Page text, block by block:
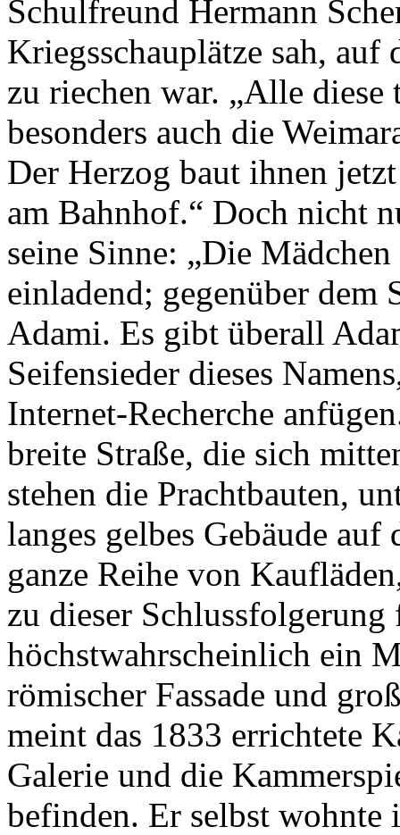
Schulfreund Hermann
Kriegsschauplätze sah,
zu riechen war. „Alle
besonders auch die
Der Herzog baut ihnen
am Bahnhof.“ Doch nicht
seine Sinne: „Die
einladend; gegenüber
Adami. Es gibt überall
Seifensieder dieses
Internet-Recherche
breite Straße, die sich
stehen die Prachtbauten,
langes gelbes Gebäude auf
ganze Reihe von
zu dieser Schlussfolgerung
höchstwahrscheinlich ein
römischer Fassade und
meint das 1833 errichtete
Galerie und die
befinden. Er selbst wohnte